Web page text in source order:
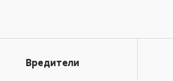
Вредители